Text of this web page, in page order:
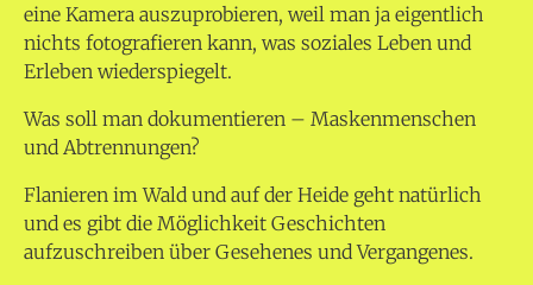
eine Kamera auszuprobieren, weil man ja eigentlich
nichts fotografieren kann, was soziales Leben und
Erleben wiederspiegelt.
Was soll man dokumentieren – Maskenmenschen
und Abtrennungen?
Flanieren im Wald und auf der Heide geht natürlich
und es gibt die Möglichkeit Geschichten
aufzuschreiben über Gesehenes und Vergangenes.